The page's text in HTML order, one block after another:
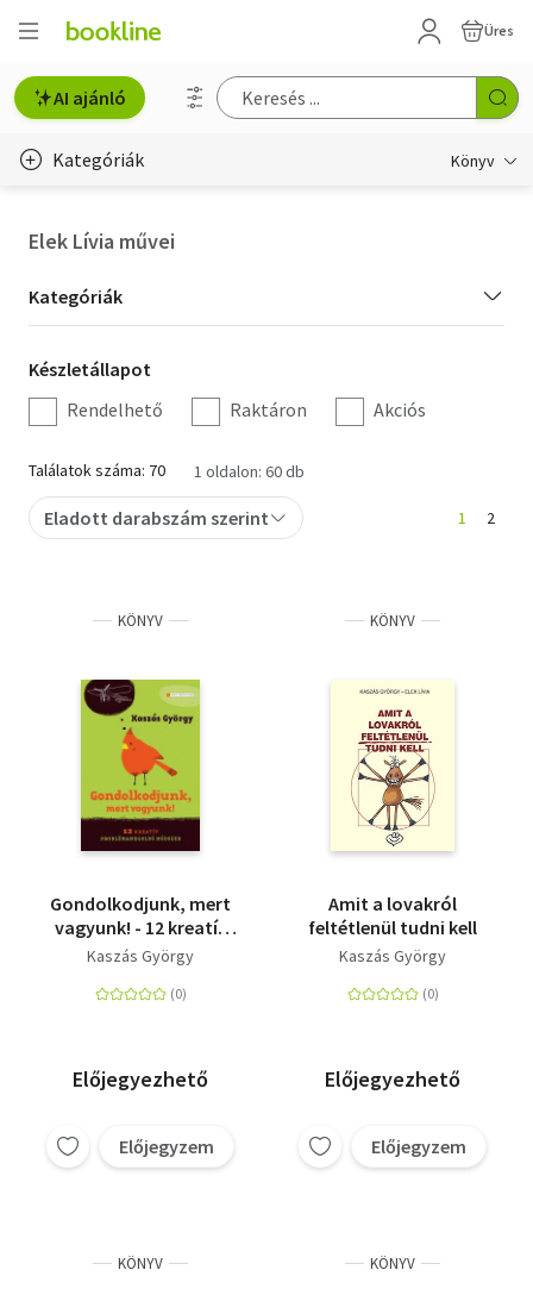
Üres
AI ajánló
Kategóriák Könyv
Hobbi, szabadidő
Irodalom
Művészet
Szakkönyv
Tankönyv, segédkönyv
Társadalomtudomány
Természettudomány
Elek Lívia művei
Kategória
szűrés
Kategóriák
Készletállapot
szűrés
Készletállapot
Rendelhető
Raktáron Akciós
Találatok száma: 70 1 oldalon: 60 db
Eladott darabszám szerint 1 2
KÖNYV
Gondolkodjunk, mert
vagyunk! - 12 kreatív
problémamegoldó
Kaszás György
Előjegyezhető
Előjegyzem
KÖNYV
Amit a lovakról
feltétlenül tudni kell
Kaszás György
Előjegyezhető
Előjegyzem
KÖNYV KÖNYV